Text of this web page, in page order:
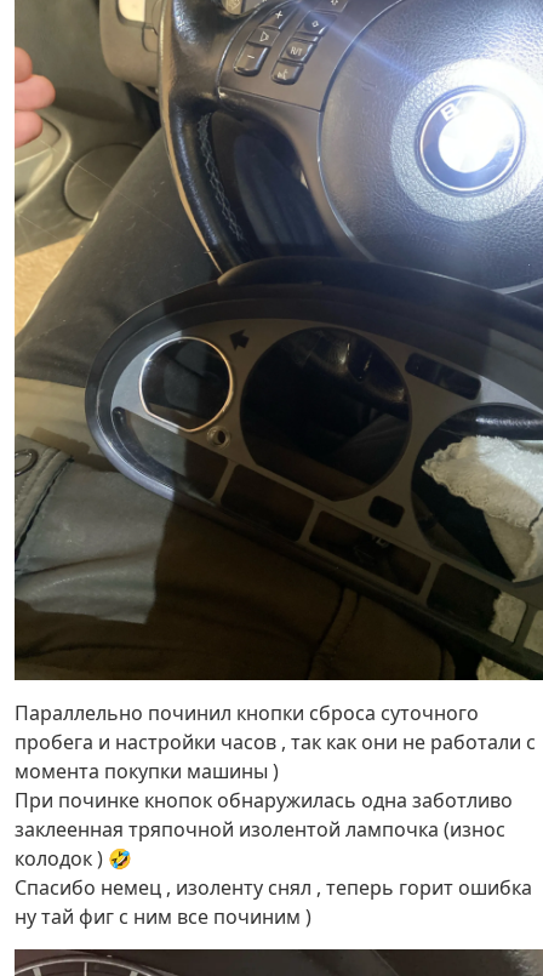
Параллельно починил кнопки сброса суточного
пробега и настройки часов , так как они не работали с
момента покупки машины )
При починке кнопок обнаружилась одна заботливо
заклеенная тряпочной изолентой лампочка (износ
колодок ) 🤣
Спасибо немец , изоленту снял , теперь горит ошибка
ну тай фиг с ним все починим )